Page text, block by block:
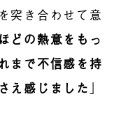
突き合わせて意
どの熱意をもっ
まで不信感を持
え感じました 」